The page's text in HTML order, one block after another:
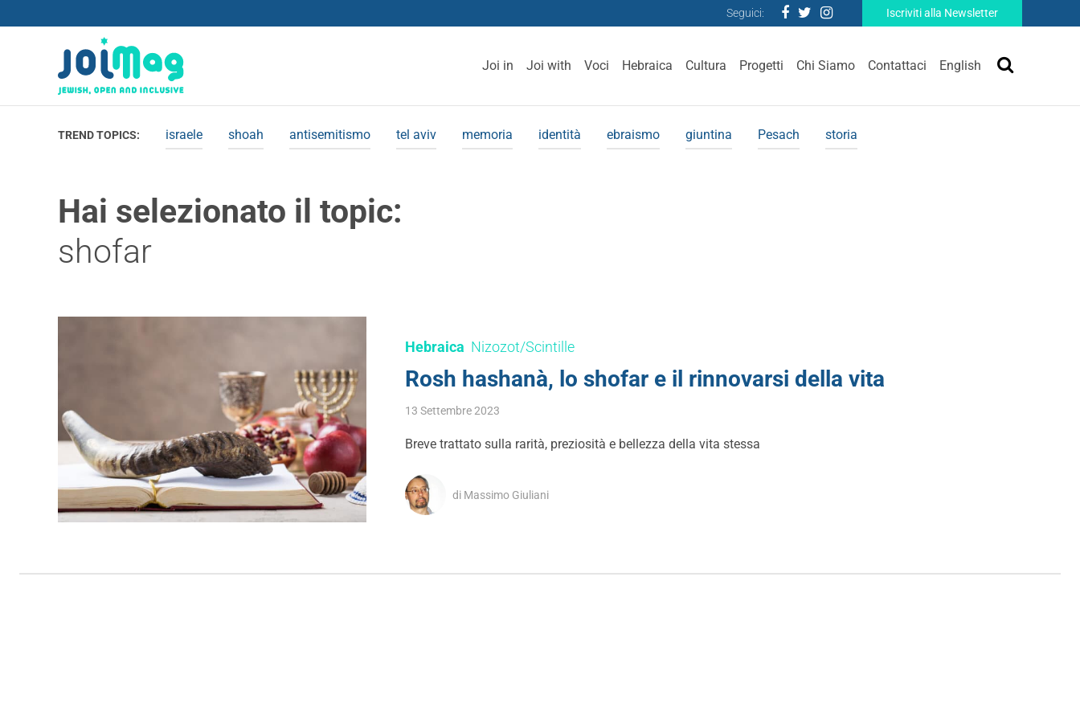
Seguici: Iscriviti alla Newsletter
Joi in Joi with Voci Hebraica Cultura Progetti Chi Siamo Contattaci English
TREND TOPICS: israele shoah antisemitismo tel aviv memoria identità ebraismo giuntina Pesach storia
Hai selezionato il topic:
shofar
Hebraica Nizozot/Scintille
Rosh hashanà, lo shofar e il rinnovarsi della vita
13 Settembre 2023
Breve trattato sulla rarità, preziosità e bellezza della vita stessa
di Massimo Giuliani